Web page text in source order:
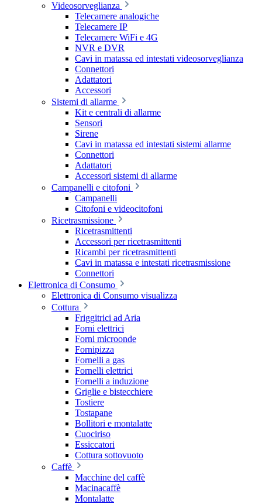
Videosorveglianza
Telecamere analogiche
Telecamere IP
Telecamere WiFi e 4G
NVR e DVR
Cavi in matassa ed intestati videosorveglianza
Connettori
Adattatori
Accessori
Sistemi di allarme
Kit e centrali di allarme
Sensori
Sirene
Cavi in matassa ed intestati sistemi allarme
Connettori
Adattatori
Accessori sistemi di allarme
Campanelli e citofoni
Campanelli
Citofoni e videocitofoni
Ricetrasmissione
Ricetrasmittenti
Accessori per ricetrasmittenti
Ricambi per ricetrasmittenti
Cavi in matassa e intestati ricetrasmissione
Connettori
Elettronica di Consumo
Elettronica di Consumo visualizza
Cottura
Friggitrici ad Aria
Forni elettrici
Forni microonde
Fornipizza
Fornelli a gas
Fornelli elettrici
Fornelli a induzione
Griglie e bistecchiere
Tostiere
Tostapane
Bollitori e montalatte
Cuociriso
Essiccatori
Cottura sottovuoto
Caffè
Macchine del caffè
Macinacaffè
Montalatte